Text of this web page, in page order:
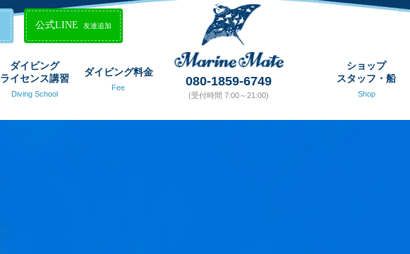
080-1859-6749
(受付時間 7:00～21:00)
ダイビング
ライセンス講習
Diving School
ダイビング料金
Fee
ショップ
スタッフ・船
Shop
公式LINE 友達追加